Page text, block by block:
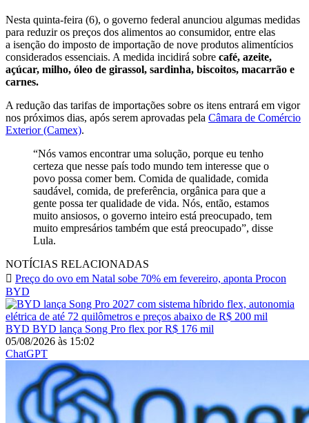
Nesta quinta-feira (6), o governo federal anunciou algumas medidas
para reduzir os preços dos alimentos ao consumidor, entre elas
a isenção do imposto de importação de nove produtos alimentícios
considerados essenciais. A medida incidirá sobre café, azeite,
açúcar, milho, óleo de girassol, sardinha, biscoitos, macarrão e
carnes.
A redução das tarifas de importações sobre os itens entrará em vigor
nos próximos dias, após serem aprovadas pela Câmara de Comércio
Exterior (Camex).
“Nós vamos encontrar uma solução, porque eu tenho
certeza que nesse país todo mundo tem interesse que o
povo possa comer bem. Comida de qualidade, comida
saudável, comida, de preferência, orgânica para que a
gente possa ter qualidade de vida. Nós, então, estamos
muito ansiosos, o governo inteiro está preocupado, tem
muito empresários também que está preocupado”, disse
Lula.
NOTÍCIAS RELACIONADAS
Preço do ovo em Natal sobe 70% em fevereiro, aponta Procon
BYD
BYD BYD lança Song Pro flex por R$ 176 mil
05/08/2026 às 15:02
ChatGPT